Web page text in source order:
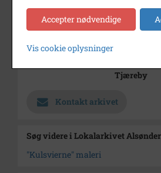
Type
Kommune
Enhed
Tjæreby
Kontakt arkivet
Søg videre i Lokalarkivet
"Kulsvierne" maleri
Accepter nødvendige
Vis cookie oplysninger